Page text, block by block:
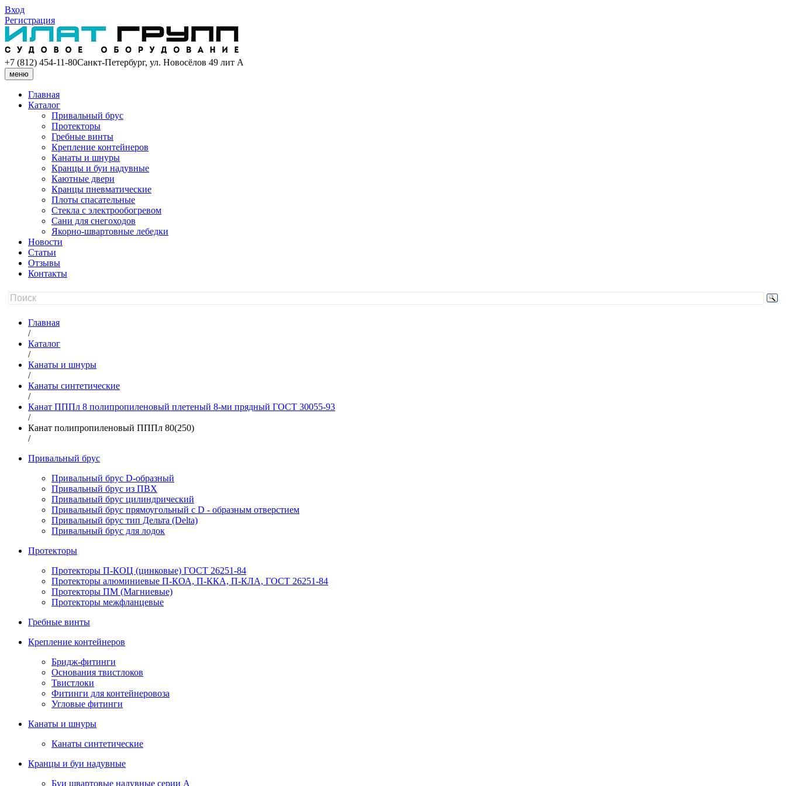
Вход
Регистрация
+7 (812) 454-11-80Санкт-Петербург, ул. Новосёлов 49 лит А
меню
Главная
Каталог
Привальный брус
Протекторы
Гребные винты
Крепление контейнеров
Канаты и шнуры
Кранцы и буи надувные
Каютные двери
Кранцы пневматические
Плоты спасательные
Стекла с электрообогревом
Сани для снегоходов
Якорно-швартовные лебедки
Новости
Статьи
Отзывы
Контакты
Главная
/
Каталог
/
Канаты и шнуры
/
Канаты синтетические
/
Канат ПППл 8 полипропиленовый плетеный 8-ми прядный ГОСТ 30055-93
/
Канат полипропиленовый ПППл 80(250)
/
Привальный брус
Привальный брус D-образный
Привальный брус из ПВХ
Привальный брус цилиндрический
Привальный брус прямоугольный с D - образным отверстием
Привальный брус тип Дельта (Delta)
Привальный брус для лодок
Протекторы
Протекторы П-КОЦ (цинковые) ГОСТ 26251-84
Протекторы алюминиевые П-КОА, П-ККА, П-КЛА, ГОСТ 26251-84
Протекторы ПМ (Магниевые)
Протекторы межфланцевые
Гребные винты
Крепление контейнеров
Бридж-фитинги
Основания твистлоков
Твистлоки
Фитинги для контейнеровоза
Угловые фитинги
Канаты и шнуры
Канаты синтетические
Кранцы и буи надувные
Буи швартовые надувные серии А